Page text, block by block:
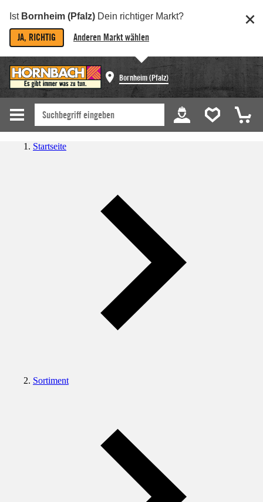
Ist Bornheim (Pfalz) Dein richtiger Markt?
JA, RICHTIG Anderen Markt wählen
Bornheim (Pfalz)
Startseite
Sortiment